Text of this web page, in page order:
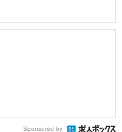
Sponsored by